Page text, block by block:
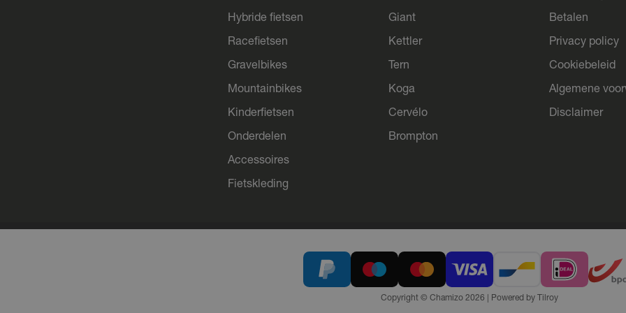
Hybride fietsen
Racefietsen
Gravelbikes
Mountainbikes
Kinderfietsen
Onderdelen
Accessoires
Fietskleding
Giant
Kettler
Tern
Koga
Cervélo
Brompton
Betalen
Privacy policy
Cookiebeleid
Algemene
Disclaimer
Copyright © Chamizo 2026 Powered by Tilroy